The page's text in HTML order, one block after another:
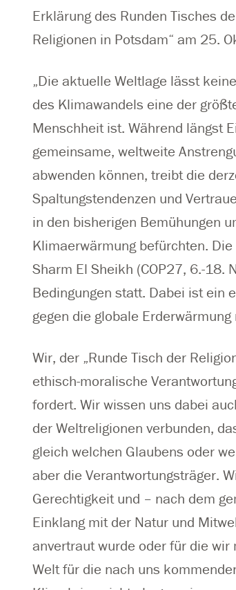
Erklärung des Runden Tisches
Religionen in Potsdam“ am 25.
„Die aktuelle Weltlage lässt
des Klimawandels eine der
Menschheit ist. Während längst
gemeinsame, weltweite
abwenden können, treibt die
Spaltungstendenzen und
in den bisherigen Bemühungen
Klimaerwärmung befürchten.
Sharm El Sheikh (COP27, 6.-18.
Bedingungen statt. Dabei ist ein
gegen die globale
Wir, der „Runde Tisch der
ethisch-moralische
fordert. Wir wissen uns dabei
der Weltreligionen verbunden,
gleich welchen Glaubens oder
aber die Verantwortungsträger.
Gerechtigkeit und – nach dem
Einklang mit der Natur und
anvertraut wurde oder für die
Welt für die nach uns